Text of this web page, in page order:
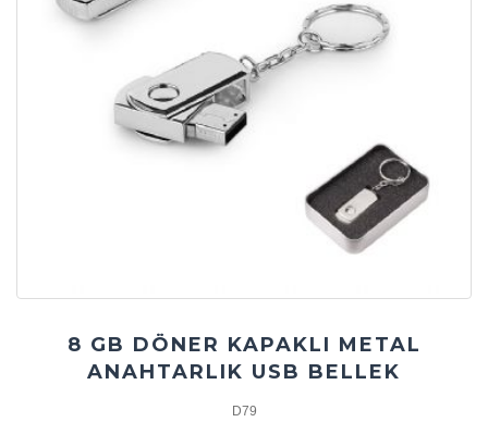
8 GB DÖNER KAPAKLI METAL
ANAHTARLIK USB BELLEK
D79